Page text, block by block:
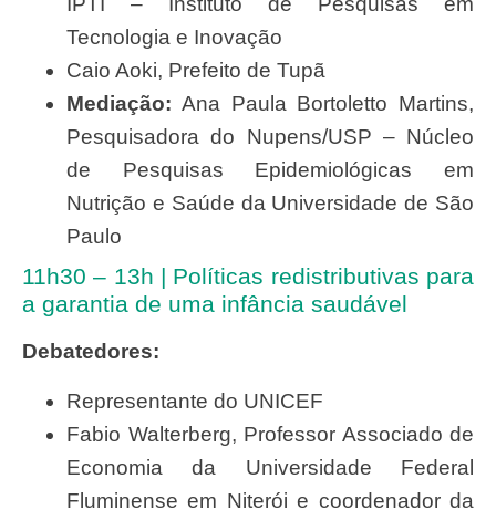
Tecnologia e Inovação
Caio Aoki, Prefeito de Tupã
Mediação: Ana Paula Bortoletto Martins,
Pesquisadora do Nupens/USP – Núcleo
de Pesquisas Epidemiológicas em
Nutrição e Saúde da Universidade de São
Paulo
11h30 – 13h | Políticas redistributivas para
a garantia de uma infância saudável
Debatedores:
Representante do UNICEF
Fabio Walterberg, Professor Associado de
Economia da Universidade Federal
Fluminense em Niterói e coordenador da